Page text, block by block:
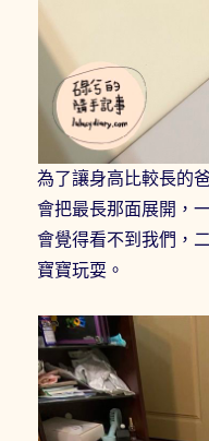
為了讓身高比較長的
會把最長那面展開，
會覺得看不到我們，
寶寶玩耍。